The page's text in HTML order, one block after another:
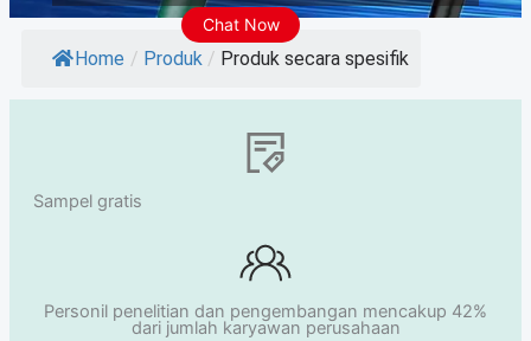
Chat Now
Home / Produk / Produk secara spesifik
Sampel gratis
Personil penelitian dan pengembangan mencakup 42%
dari jumlah karyawan perusahaan